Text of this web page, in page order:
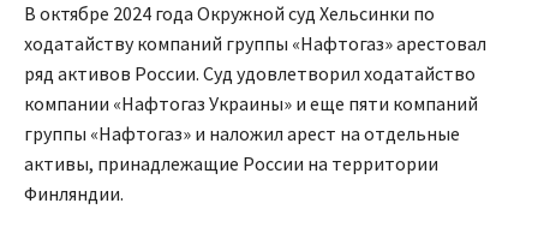
В октябре 2024 года Окружной суд Хельсинки по
ходатайству компаний группы «Нафтогаз» арестовал
ряд активов России. Суд удовлетворил ходатайство
компании «Нафтогаз Украины» и еще пяти компаний
группы «Нафтогаз» и наложил арест на отдельные
активы, принадлежащие России на территории
Финляндии.